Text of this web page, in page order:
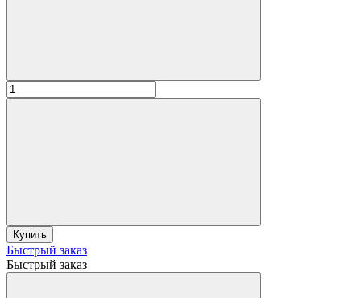
Купить
Быстрый заказ
Быстрый заказ